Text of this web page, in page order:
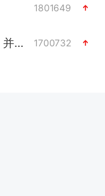
1801649
国足U17与阿森纳决赛取消 并列冠军 1700732